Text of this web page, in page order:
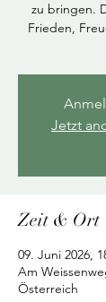
zu bringen.
Frieden,
Jetzt
Zeit & Ort
09. Juni 2026,
Am
Österreich